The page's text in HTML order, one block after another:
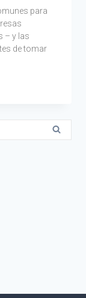
para
– y las
de tomar